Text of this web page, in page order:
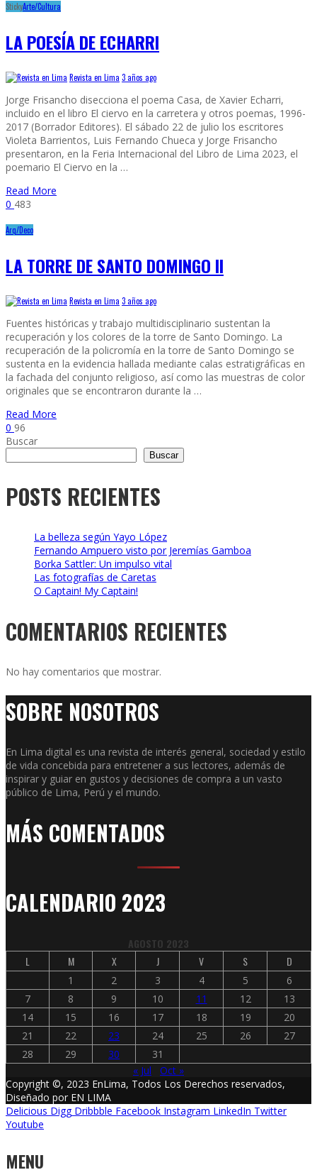
StickyArte/Cultura
LA POESÍA DE ECHARRI
Revista en Lima 3 años ago
Jorge Frisancho disecciona el poema Casa, de Xavier Echarri,
incluido en el libro El ciervo en la carretera y otros poemas, 1996-
2017 (Borrador Editores). El sábado 22 de julio los escritores
Violeta Barrientos, Luis Fernando Chueca y Jorge Frisancho
presentaron, en la Feria Internacional del Libro de Lima 2023, el
poemario El Ciervo en la …
Read More
0 483
Arq/Deco
LA TORRE DE SANTO DOMINGO II
Revista en Lima 3 años ago
Fuentes históricas y trabajo multidisciplinario sustentan la
recuperación y los colores de la torre de Santo Domingo. La
recuperación de la policromía en la torre de Santo Domingo se
sustenta en la evidencia hallada mediante calas estratigráficas en
la fachada del conjunto religioso, así como las muestras de color
originales que se encontraron durante la …
Read More
0 96
Buscar
Buscar
POSTS RECIENTES
La belleza según Yayo López
Fernando Ampuero visto por Jeremías Gamboa
Borka Sattler: Un impulso vital
Las fotografías de Caretas
O Captain! My Captain!
COMENTARIOS RECIENTES
No hay comentarios que mostrar.
SOBRE NOSOTROS
En Lima digital es una revista de interés general, sociedad y estilo
de vida concebida para entretener a sus lectores, además de
inspirar y guiar en gustos y decisiones de compra a un vasto
público de Lima, Perú y el mundo.
MÁS COMENTADOS
CALENDARIO 2023
AGOSTO 2023
L
M X J V S D
1 2 3 4 5
6
7
8 9 10 11 12
13
14
15 16 17 18 19
20
21
22 23 24 25 26
27
28
29 30
31
« Jul
Oct »
Copyright ©, 2023 EnLima, Todos Los Derechos reservados,
Diseñado por EN LIMA
Delicious Digg Dribbble Facebook Instagram LinkedIn Twitter
Youtube
MENU